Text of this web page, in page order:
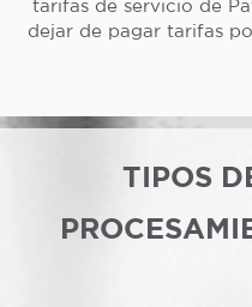
tarifas de servicio de
dejar de pagar tarifas
TIPOS